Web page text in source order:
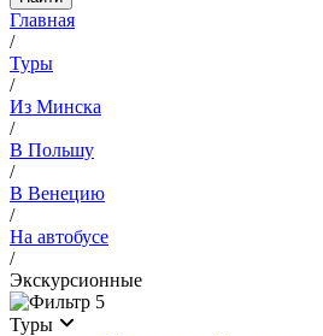
Главная
/
Туры
/
Из Минска
/
В Польшу
/
В Венецию
/
На автобусе
/
Экскурсионные
5
Туры